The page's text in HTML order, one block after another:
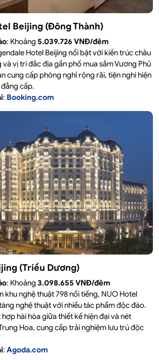
Beijing (Đông Thành)
: Khoảng 5.039.726 VNĐ/đêm
Hotel Beijing nổi bật với kiến trúc châu
vị trí đắc địa gần phố mua sắm Vương Phủ
cung cấp phòng nghỉ rộng rãi, tiện nghi hiện
cấp.
: Booking.com
(Triều Dương)
: Khoảng 3.098.655 VNĐ/đêm
khu nghệ thuật 798 nổi tiếng, NUO Hotel
nghệ thuật với nhiều tác phẩm độc đáo.
hợp hài hòa giữa thiết kế hiện đại và nét
Hoa, cung cấp trải nghiệm lưu trú độc
: Agoda.com